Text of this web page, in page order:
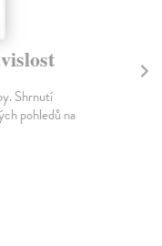
Shrnutí
pohledů na